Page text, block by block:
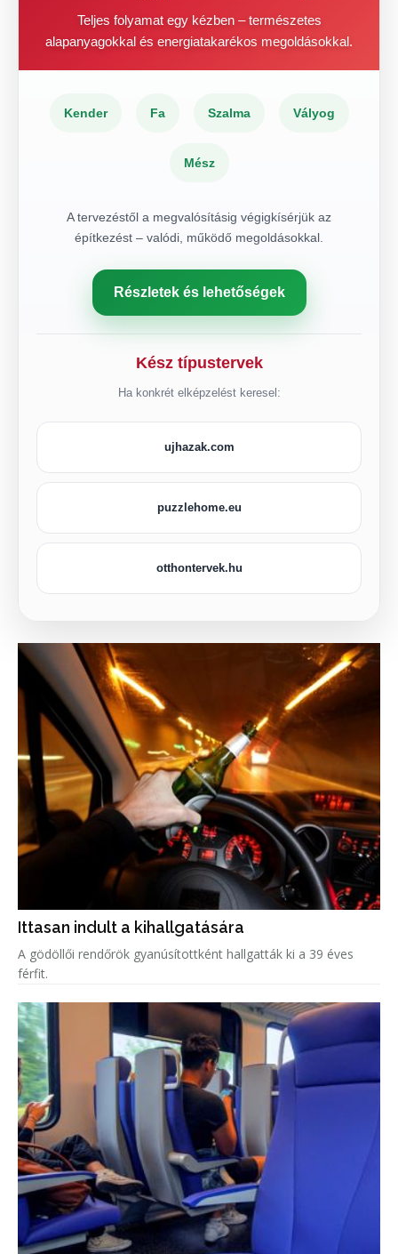
Teljes folyamat egy kézben – természetes
alapanyagokkal és energiatakarékos megoldásokkal.
Kender Fa Szalma Vályog
Mész
A tervezéstől a megvalósításig végigkísérjük az
építkezést – valódi, működő megoldásokkal.
Részletek és lehetőségek
Kész típustervek
Ha konkrét elképzelést keresel:
ujhazak.com
puzzlehome.eu
otthontervek.hu
Ittasan indult a kihallgatására
A gödöllői rendőrök gyanúsítottként hallgatták ki a 39 éves
férfit.